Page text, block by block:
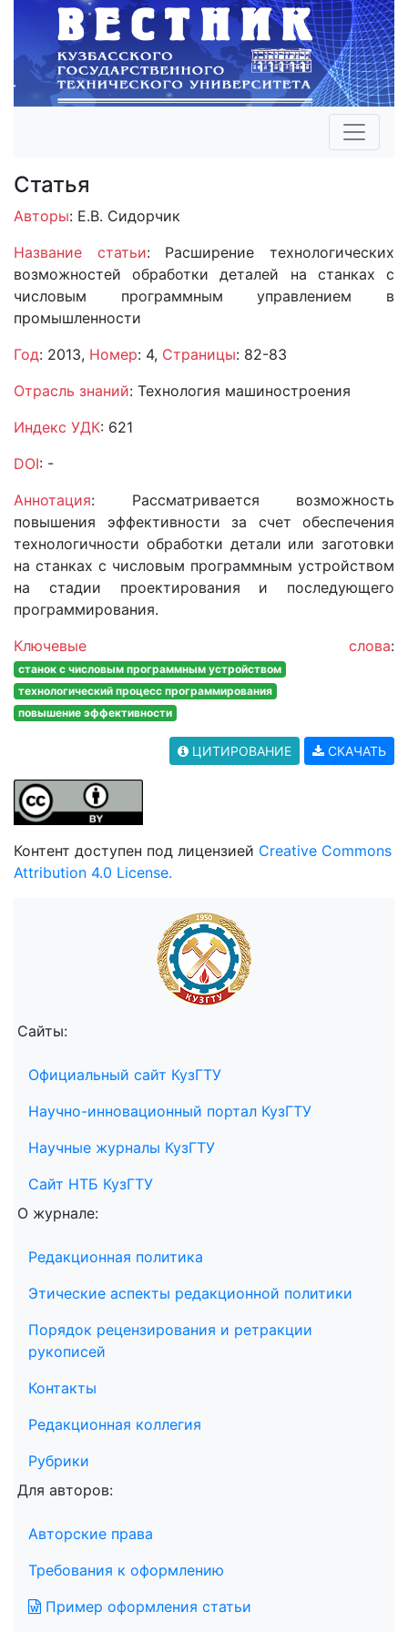
Статья
Авторы: Е.В. Сидорчик
Название статьи: Расширение технологических
возможностей обработки деталей на станках с
числовым программным управлением в
промышленности
Год: 2013, Номер: 4, Страницы: 82-83
Отрасль знаний: Технология машиностроения
Индекс УДК: 621
DOI: -
Аннотация: Рассматривается возможность
повышения эффективности за счет обеспечения
технологичности обработки детали или заготовки
на станках с числовым программным устройством
на стадии проектирования и последующего
программирования.
Ключевые слова:
станок с числовым программным устройством
технологический процесс программирования
повышение эффективности
ЦИТИРОВАНИЕ СКАЧАТЬ
Контент доступен под лицензией Creative Commons
Attribution 4.0 License.
Сайты:
Официальный сайт КузГТУ
Научно-инновационный портал КузГТУ
Научные журналы КузГТУ
Сайт НТБ КузГТУ
О журнале:
Редакционная политика
Этические аспекты редакционной политики
Порядок рецензирования и ретракции
рукописей
Контакты
Редакционная коллегия
Рубрики
Для авторов:
Авторские права
Требования к оформлению
Пример оформления статьи